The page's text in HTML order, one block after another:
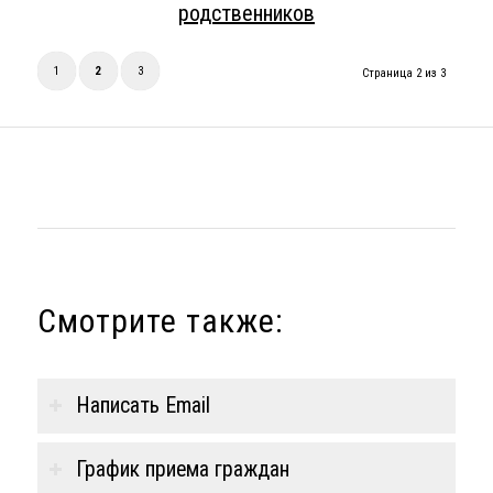
родственников
Страница 2 из 3
1 2 3
Смотрите также:
Написать Email
График приема граждан